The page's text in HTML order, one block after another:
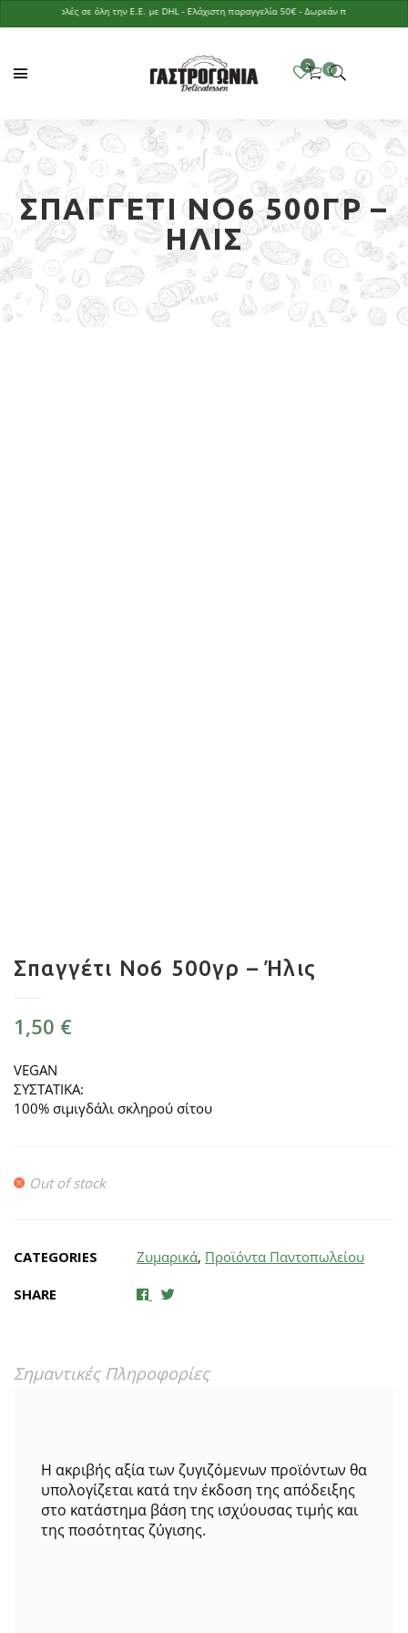
Αποστολές σε όλη την Ε.Ε. με DHL - Ελάχιστη παραγγελία 50€ - Δωρεάν παράδοση με
ΣΠΑΓΓΈΤΙ ΝΟ6 500ΓΡ –
ΉΛΙΣ
Σπαγγέτι Νο6 500γρ – Ήλις
1,50 €
VEGAN
ΣΥΣΤΑΤΙΚΑ:
100% σιμιγδάλι σκληρού σίτου
Out of stock
CATEGORIES Ζυμαρικά, Προϊόντα Παντοπωλείου
SHARE
Σημαντικές Πληροφορίες
Η ακριβής αξία των ζυγιζόμενων προϊόντων θα
υπολογίζεται κατά την έκδοση της απόδειξης
στο κατάστημα βάση της ισχύουσας τιμής και
της ποσότητας ζύγισης.